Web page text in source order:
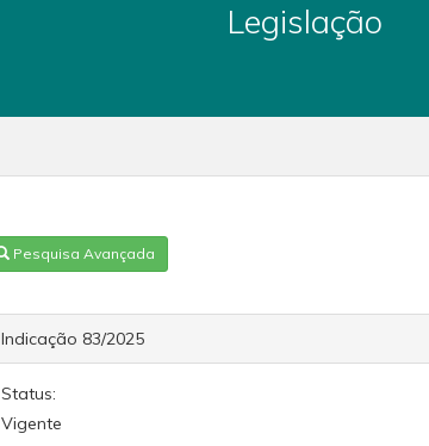
Legislação
Pesquisa Avançada
Indicação 83/2025
Status:
Vigente